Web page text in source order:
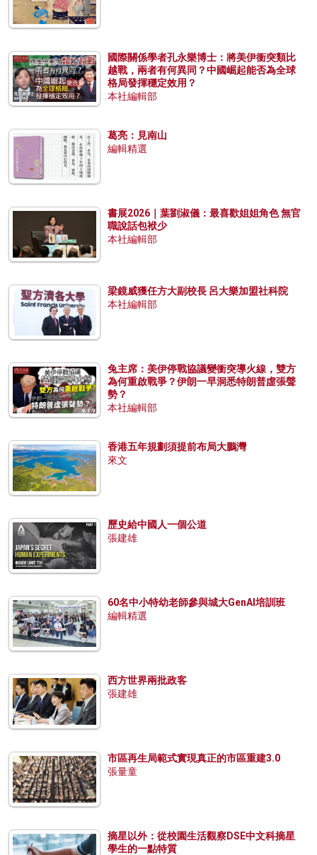
國際關係學者孔永樂博士：將美伊衝突類比
越戰，兩者有何異同？中國崛起能否為全球
格局發揮穩定效用？
本社編輯部
葛亮：見南山
編輯精選
書展2026｜葉劉淑儀：最喜歡姐姐角色 無官
職說話包袱少
本社編輯部
梁鏡威獲任方大副校長 呂大樂加盟社科院
本社編輯部
兔主席：美伊停戰協議變衝突導火線，雙方
為何重啟戰爭？伊朗一早洞悉特朗普虛張聲
勢？
本社編輯部
香港五年規劃須提前布局大鵬灣
來文
歷史給中國人一個公道
張建雄
60名中小特幼老師參與城大GenAI培訓班
編輯精選
西方世界兩批政客
張建雄
市區再生局範式實現真正的市區重建3.0
張量童
摘星以外：從校園生活觀察DSE中文科摘星
學生的一點特質